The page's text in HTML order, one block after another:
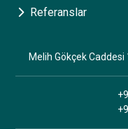
Referanslar
Melih Gökçek